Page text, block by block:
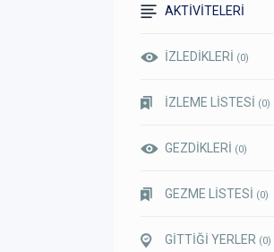
AKTİVİTELERİ
İZLEDİKLERİ (0)
İZLEME LİSTESİ (0)
GEZDİKLERİ (0)
GEZME LİSTESİ (0)
GİTTİĞİ YERLER (0)